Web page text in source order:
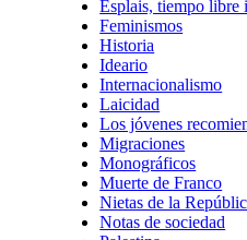
Esplais, tiempo libre
Feminismos
Historia
Ideario
Internacionalismo
Laicidad
Los jóvenes
Migraciones
Monográficos
Muerte de Franco
Nietas de la
Notas de sociedad